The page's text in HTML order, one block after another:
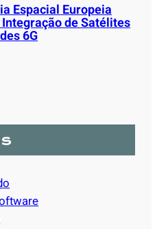
Espacial Europeia
de Satélites
6G